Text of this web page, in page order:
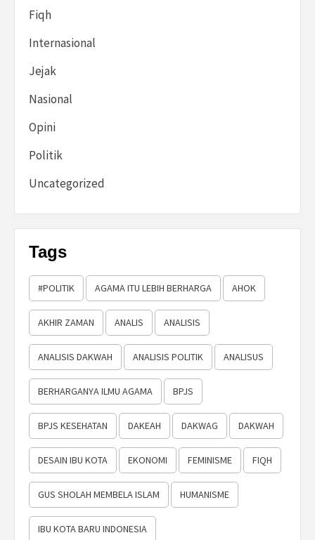
Fiqh
Internasional
Jejak
Nasional
Opini
Politik
Uncategorized
Tags
#POLITIK AGAMA ITU LEBIH BERHARGA AHOK
AKHIR ZAMAN ANALIS ANALISIS
ANALISIS DAKWAH ANALISIS POLITIK ANALISUS
BERHARGANYA ILMU AGAMA BPJS
BPJS KESEHATAN DAKEAH DAKWAG DAKWAH
DESAIN IBU KOTA EKONOMI FEMINISME FIQH
GUS SHOLAH MEMBELA ISLAM HUMANISME
IBU KOTA BARU INDONESIA